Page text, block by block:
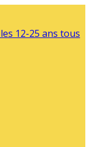
12-25 ans tous